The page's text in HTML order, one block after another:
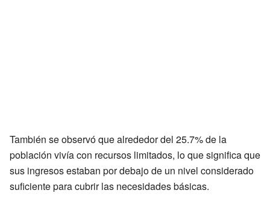
También se observó que alrededor del 25.7% de la
población vivía con recursos limitados, lo que significa que
sus ingresos estaban por debajo de un nivel considerado
suficiente para cubrir las necesidades básicas.